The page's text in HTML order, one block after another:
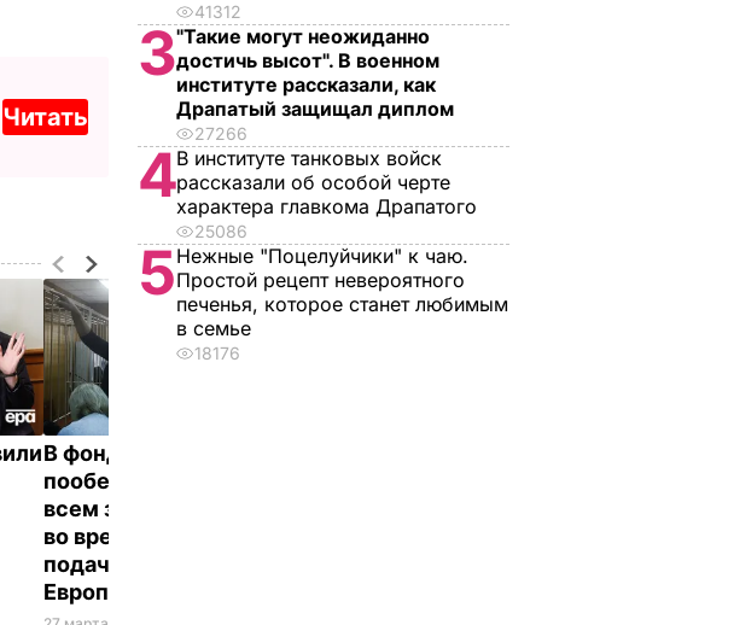
Читать
В фонде Навального
пообещали помочь
всем задержанным
во время митингов с
подачей жалобы в
Европейский суд
41312
3"Такие могут неожиданно
достичь высот". В военном
институте рассказали, как
Драпатый защищал диплом
27266
4В институте танковых войск
рассказали об особой черте
характера главкома Драпатого
25086
5Нежные "Поцелуйчики" к чаю.
Простой рецепт невероятного
печенья, которое станет любимым
в семье
18176